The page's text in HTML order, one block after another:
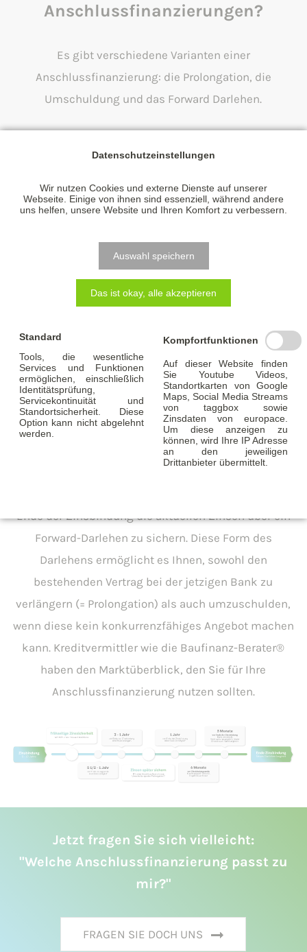
Anschlussfinanzierungen?
Es gibt verschiedene Varianten einer
Anschlussfinanzierung: die Prolongation, die
Umschuldung und das Forward Darlehen.
bestehenden Vertrag mit der jetzigen Bank.
EineUmschuldungbedeutet ein Wechsel zu einem
neuen Produktanbieter.
Möglichkeit, vom aktuell günstigen Zinsniveau zu
bereits einige Jahre vor Ablauf Ihrer
sichern. Ganz egal, ob bei der Hausbank oder einem
neuen Produktanbieter.
Wer rechtzeitig vergleicht, kann Tausende
Euro sparen.
Ende der Zinsbindung die aktuellen Zinsen über ein
Forward-Darlehen zu sichern. Diese Form des
Darlehens ermöglicht es Ihnen, sowohl den
bestehenden Vertrag bei der jetzigen Bank zu
verlängern (= Prolongation) als auch umzuschulden,
wenn diese kein konkurrenzfähiges Angebot machen
kann. Kreditvermittler wie die Baufinanz-Berater®
haben den Marktüberblick, den Sie für Ihre
Anschlussfinanzierung nutzen sollten.
Jetzt fragen Sie sich vielleicht:
"Welche Anschlussfinanzierung passt zu
mir?"
FRAGEN SIE DOCH UNS
Datenschutzeinstellungen
Wir nutzen Cookies und externe Dienste auf unserer
Webseite. Einige von ihnen sind essenziell, während andere
uns helfen, unsere Website und Ihren Komfort zu verbessern.
Auswahl speichern
Das ist okay, alle akzeptieren
Standard
Tools, die wesentliche
Services und Funktionen
ermöglichen, einschließlich
Identitätsprüfung,
Servicekontinuität und
Standortsicherheit. Diese
Option kann nicht abgelehnt
werden.
Kompfortfunktionen
Auf dieser Website finden
Sie Youtube Videos,
Standortkarten von Google
Maps, Social Media Streams
von taggbox sowie
Zinsdaten von europace.
Um diese anzeigen zu
können, wird Ihre IP Adresse
an den jeweiligen
Drittanbieter übermittelt.